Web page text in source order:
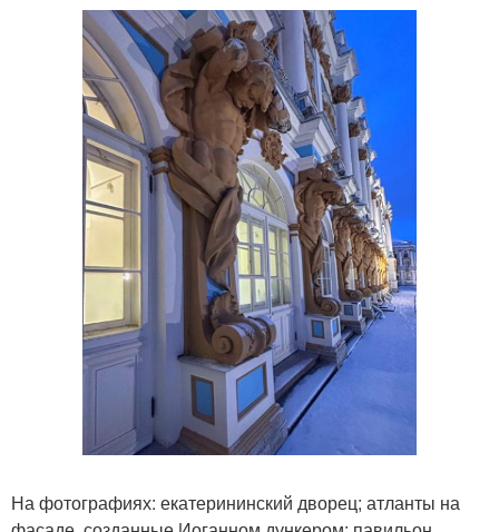
На фотографиях: екатерининский дворец; атланты на